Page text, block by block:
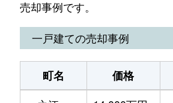
売却事例です。
一戸建ての売却事例
町名 価格